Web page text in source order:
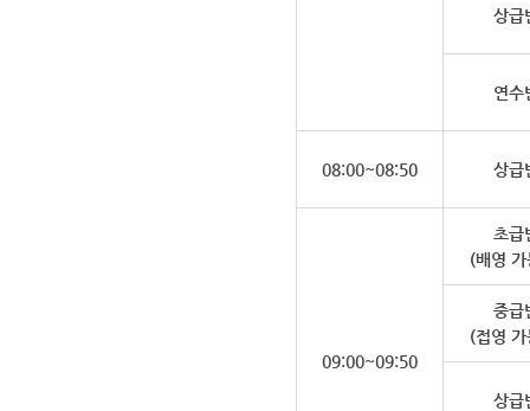
상급
연수
08:00~08:50 상급
09:00~09:50
초급
(배영
중급
(접영
상급